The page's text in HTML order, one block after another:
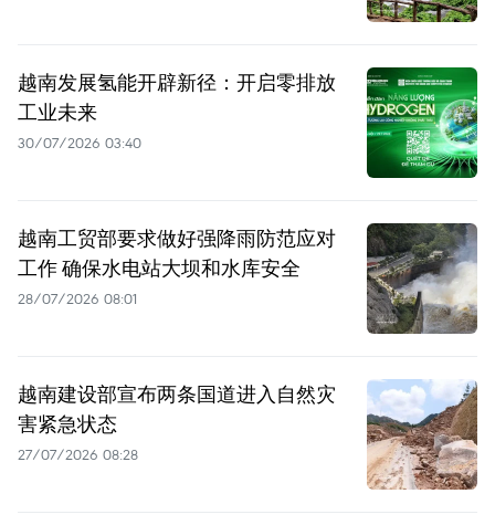
越南发展氢能开辟新径：开启零排放
工业未来
30/07/2026 03:40
越南工贸部要求做好强降雨防范应对
工作 确保水电站大坝和水库安全
28/07/2026 08:01
越南建设部宣布两条国道进入自然灾
害紧急状态
27/07/2026 08:28